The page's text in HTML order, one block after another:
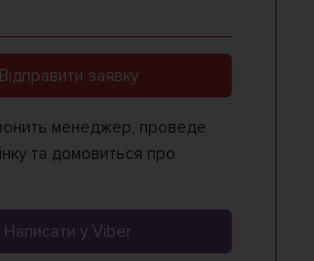
Відправити заявку
менеджер, проведе
та домовиться про
Написати у Viber